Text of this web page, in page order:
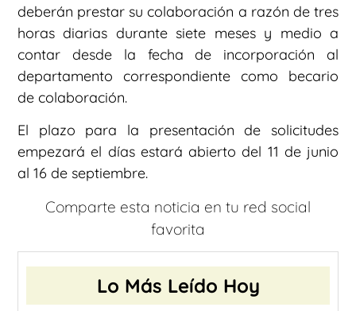
deberán prestar su colaboración a razón de tres
horas diarias durante siete meses y medio a
contar desde la fecha de incorporación al
departamento correspondiente como becario
de colaboración.
El plazo para la presentación de solicitudes
empezará el días estará abierto del 11 de junio
al 16 de septiembre.
Comparte esta noticia en tu red social
favorita
Lo Más Leído Hoy